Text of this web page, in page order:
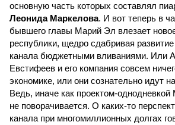
основную часть которых составлял
Леонида Маркелова. И вот теперь в
бывшего главы Марий Эл влезает
республики, щедро сдабривая развитие
канала бюджетными вливаниями. Или
Евстифеев и его компания совсем
экономике, или они сознательно идут
Ведь, иначе как проектом-
не поворачивается. О каких-то
канала при многомиллионных долгах